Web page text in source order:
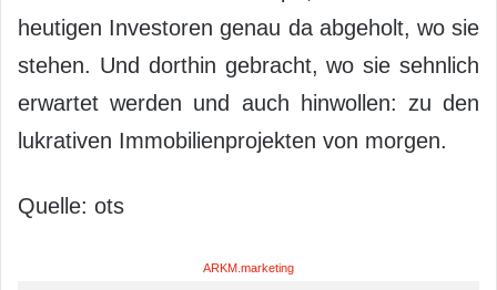
heutigen Investoren genau da abgeholt, wo sie
stehen. Und dorthin gebracht, wo sie sehnlich
erwartet werden und auch hinwollen: zu den
lukrativen Immobilienprojekten von morgen.
Quelle: ots
ARKM.marketing